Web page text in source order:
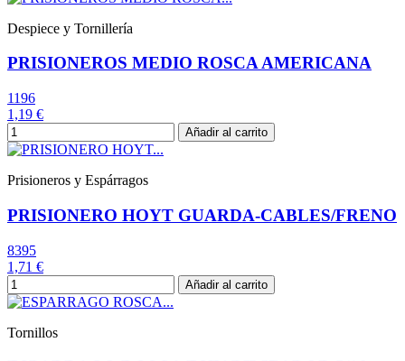
Despiece y Tornillería
PRISIONEROS MEDIO ROSCA AMERICANA
1196
1,19 €
Añadir al carrito
Prisioneros y Espárragos
PRISIONERO HOYT GUARDA-CABLES/FRENO
8395
1,71 €
Añadir al carrito
Tornillos